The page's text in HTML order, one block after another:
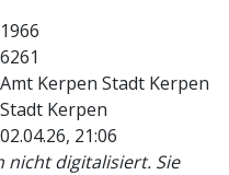
1966
6261
Amt Kerpen Stadt Kerpen
Stadt Kerpen
02.04.26, 21:06
nicht digitalisiert. Sie